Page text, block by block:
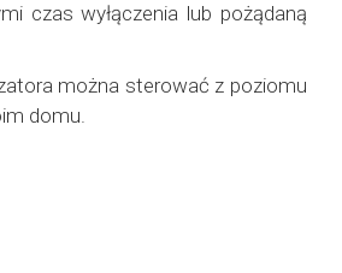
czas wyłączenia lub pożądaną
można sterować z poziomu
domu.